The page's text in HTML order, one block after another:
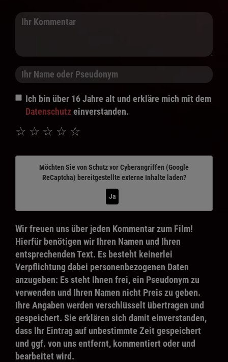
Ich bin über 16 Jahre alt und erkläre mich mit dem
Datenschutzeinverstanden.
☆
☆
☆
☆
☆
Möchten Sie von Schutz vor Cyberangriffen (Google
ReCaptcha) bereitgestellte externe Inhalte laden?
Ja
Wir freuen uns über jeden Kommentar zum Film!
Hierfür benötigen wir Ihren Namen und Ihren
entsprechenden Text. Es besteht keinerlei
Verpflichtung dabei personenbezogenen Daten
anzugeben: Es steht Ihnen frei, ein Pseudonym zu
verwenden und Ihren Namen nicht Preis zu geben.
Ihre Angaben werden verschlüsselt übertragen und
gespeichert. Sie erklären sich damit einverstanden,
dass Ihr Eintrag auf unbestimmte Zeit gespeichert
und ggf. von uns entfernt, kommentiert oder und
bearbeitet wird.